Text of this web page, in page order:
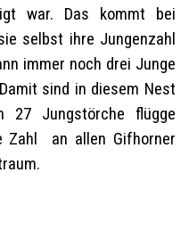
war. Das kommt bei
selbst ihre Jungenzahl
immer noch drei Junge
sind in diesem Nest
27 Jungstörche flügge
Zahl an allen Gifhorner